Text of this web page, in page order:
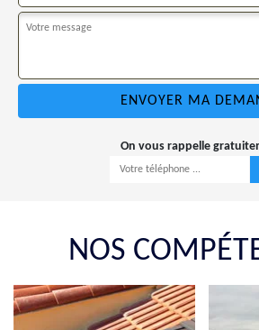
On vous rappelle
NOS